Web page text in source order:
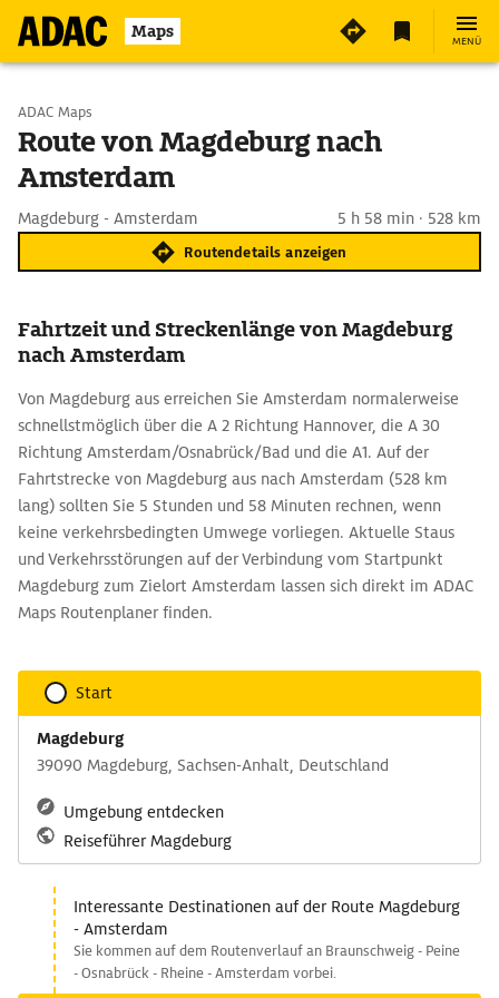
Maps MENÜ
Start wählen
Ziel eingeben
ADAC Maps
Route von Magdeburg nach
Amsterdam
Magdeburg - Amsterdam 5 h 58 min · 528 km
Routendetails anzeigen
Fahrtzeit und Streckenlänge von Magdeburg
nach Amsterdam
Von Magdeburg aus erreichen Sie Amsterdam normalerweise
schnellstmöglich über die A 2 Richtung Hannover, die A 30
Richtung Amsterdam/Osnabrück/Bad und die A1. Auf der
Fahrtstrecke von Magdeburg aus nach Amsterdam (528 km
lang) sollten Sie 5 Stunden und 58 Minuten rechnen, wenn
keine verkehrsbedingten Umwege vorliegen. Aktuelle Staus
und Verkehrsstörungen auf der Verbindung vom Startpunkt
Magdeburg zum Zielort Amsterdam lassen sich direkt im ADAC
Maps Routenplaner finden.
Start
Magdeburg
39090 Magdeburg, Sachsen-Anhalt, Deutschland
Umgebung entdecken
Reiseführer Magdeburg
Interessante Destinationen auf der Route Magdeburg
- Amsterdam
Sie kommen auf dem Routenverlauf an Braunschweig - Peine
- Osnabrück - Rheine - Amsterdam vorbei.